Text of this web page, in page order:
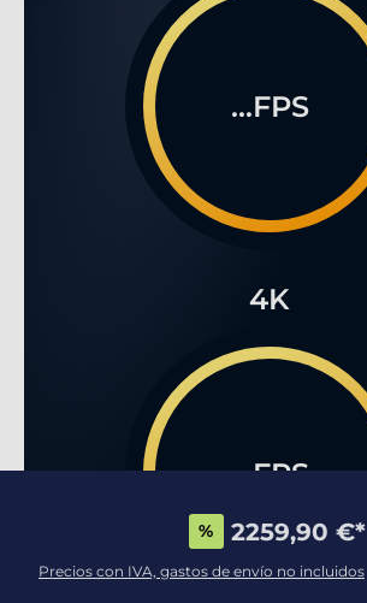
...FPS
4K
...FPS
% 2259,90 €*
Precios con IVA, gastos de envío no incluidos